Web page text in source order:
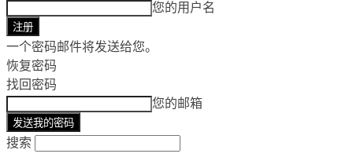
您的用户名
一个密码邮件将发送给您。
恢复密码
找回密码
您的邮箱
搜索